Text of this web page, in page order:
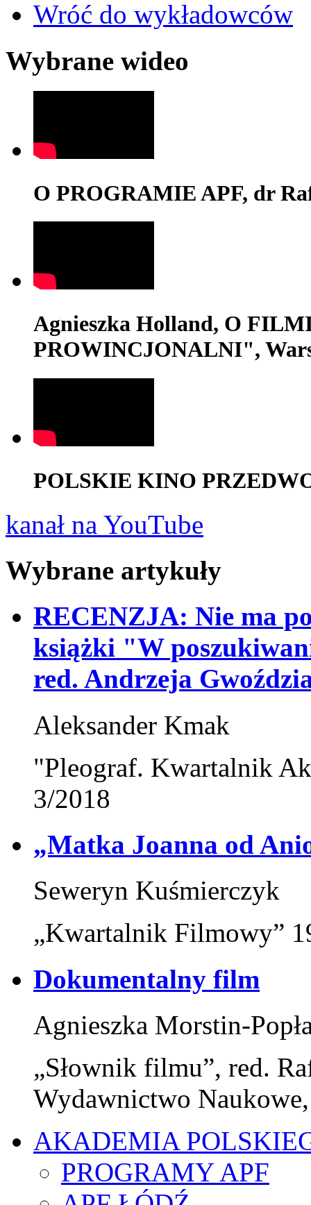
Wróć do wykładowców
Wybrane wideo
O PROGRAMIE APF, dr
Agnieszka Holland, O
PROWINCJONALNI",
POLSKIE KINO
kanał na YouTube
Wybrane artykuły
RECENZJA: Nie ma
książki "W
red. Andrzeja
Aleksander Kmak
"Pleograf. Kwartalnik
3/2018
„Matka Joanna od
Seweryn Kuśmierczyk
„Kwartalnik Filmowy”
Dokumentalny film
Agnieszka Morstin-
„Słownik filmu”, red.
Wydawnictwo
AKADEMIA
PROGRAMY APF